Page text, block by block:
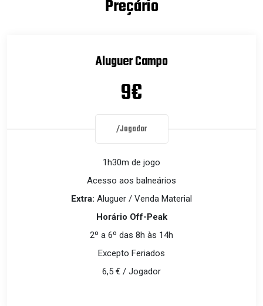
Preçário
Aluguer Campo
9€
/Jogador
1h30m de jogo
Acesso aos balneários
Extra: Aluguer / Venda Material
Horário Off-Peak
2º a 6º das 8h às 14h
Excepto Feriados
6,5 € / Jogador